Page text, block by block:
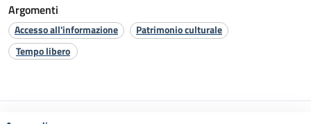
Argomenti
Accesso all'informazione
Patrimonio culturale
Tempo libero